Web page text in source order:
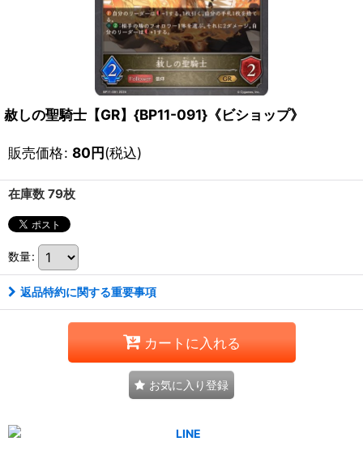
赦しの聖騎士【GR】{BP11-091}《ビショップ》
販売価格: 80円(税込)
在庫数 79枚
数量:
返品特約に関する重要事項
カートに入れる
お気に入り登録